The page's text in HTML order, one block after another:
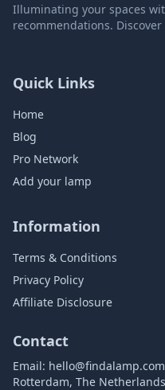
Illuminating your spaces
recommendations.
Quick Links
Home
Blog
Pro Network
Add your lamp
Information
Terms & Conditions
Privacy Policy
Affiliate Disclosure
Contact
Email: hello@findalamp.com
Rotterdam, The Netherlands